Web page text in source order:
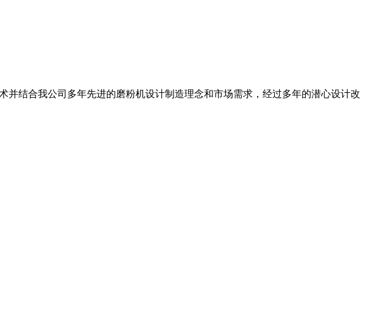
结合我公司多年先进的磨粉机设计制造理念和市场需求，经过多年的潜心设计改